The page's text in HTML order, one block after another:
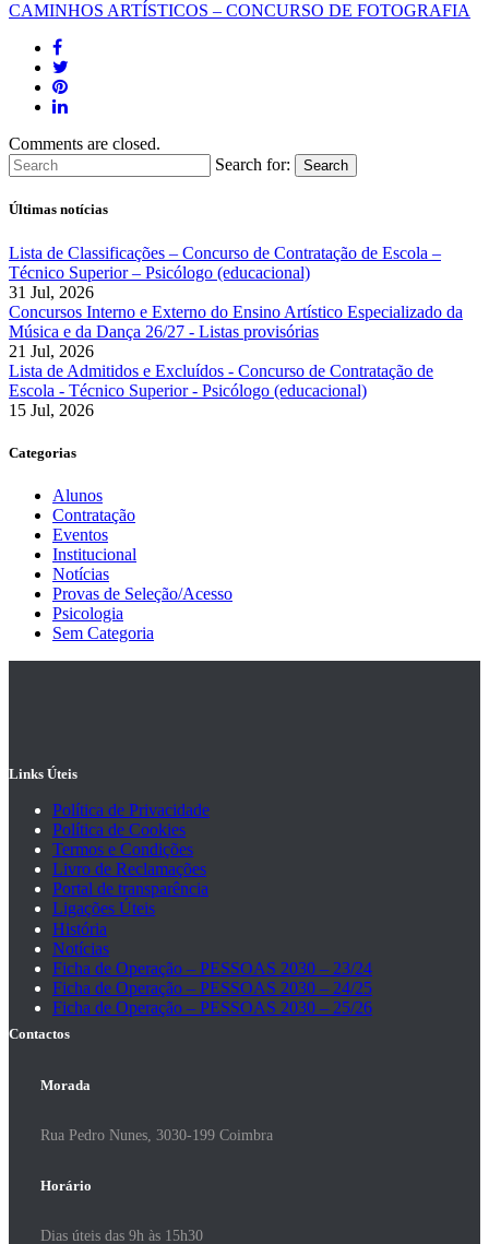
CAMINHOS ARTÍSTICOS – CONCURSO DE FOTOGRAFIA
Comments are closed.
Search for:
Search
Últimas notícias
Lista de Classificações – Concurso de Contratação de Escola –
Técnico Superior – Psicólogo (educacional)
31 Jul, 2026
Concursos Interno e Externo do Ensino Artístico Especializado da
Música e da Dança 26/27 - Listas provisórias
21 Jul, 2026
Lista de Admitidos e Excluídos - Concurso de Contratação de
Escola - Técnico Superior - Psicólogo (educacional)
15 Jul, 2026
Categorias
Alunos
Contratação
Eventos
Institucional
Notícias
Provas de Seleção/Acesso
Psicologia
Sem Categoria
Links Úteis
Política de Privacidade
Política de Cookies
Termos e Condições
Livro de Reclamações
Portal de transparência
Ligações Úteis
História
Notícias
Ficha de Operação – PESSOAS 2030 – 23/24
Ficha de Operação – PESSOAS 2030 – 24/25
Ficha de Operação – PESSOAS 2030 – 25/26
Contactos
Morada
Rua Pedro Nunes, 3030-199 Coimbra
Horário
Dias úteis das 9h às 15h30